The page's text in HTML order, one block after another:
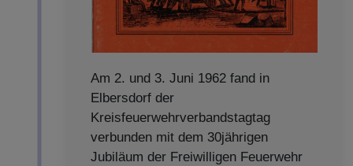
Am 2. und 3. Juni 1962 fand in
Elbersdorf der
Kreisfeuerwehrverbandstagtag
verbunden mit dem 30jährigen
Jubiläum der Freiwilligen Feuerwehr